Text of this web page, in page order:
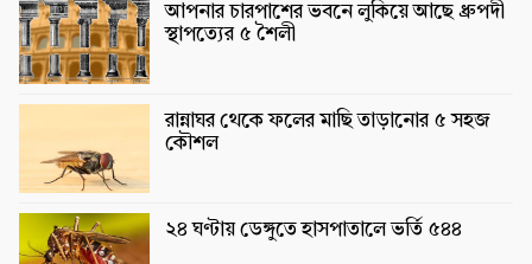
আপনার চারপাশের ভবনে লুকিয়ে আছে ধ্রুপদী
স্থাপত্যের ৫ শৈলী
রান্নাঘর থেকে ফলের মাছি তাড়ানোর ৫ সহজ
কৌশল
২৪ ঘণ্টায় ডেঙ্গুতে হাসপাতালে ভর্তি ৫৪৪